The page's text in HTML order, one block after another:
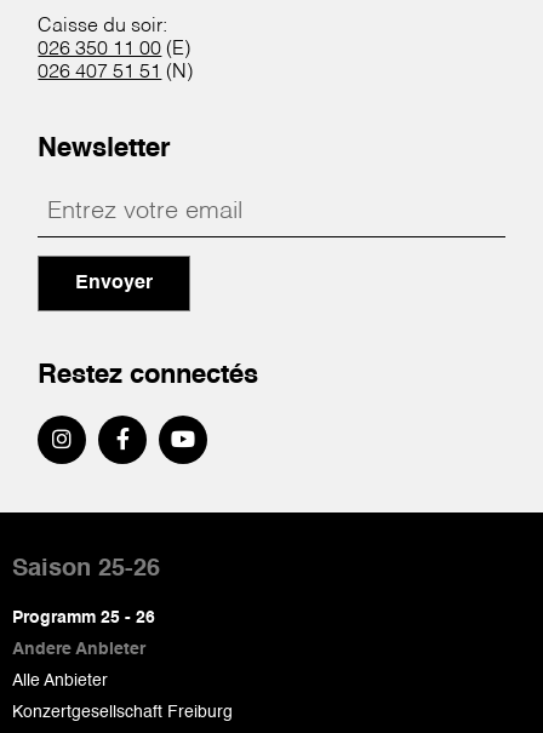
Caisse du soir:
026 350 11 00 (E)
026 407 51 51 (N)
Newsletter
Envoyer
Restez connectés
de
page
Saison 25-26
Programm 25 - 26
Andere Anbieter
Alle Anbieter
Konzertgesellschaft Freiburg